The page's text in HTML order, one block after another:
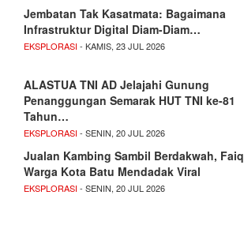
Jembatan Tak Kasatmata: Bagaimana
Infrastruktur Digital Diam-Diam…
EKSPLORASI- KAMIS, 23 JUL 2026
ALASTUA TNI AD Jelajahi Gunung
Penanggungan Semarak HUT TNI ke-81
Tahun…
EKSPLORASI- SENIN, 20 JUL 2026
Jualan Kambing Sambil Berdakwah, Faiq
Warga Kota Batu Mendadak Viral
EKSPLORASI- SENIN, 20 JUL 2026